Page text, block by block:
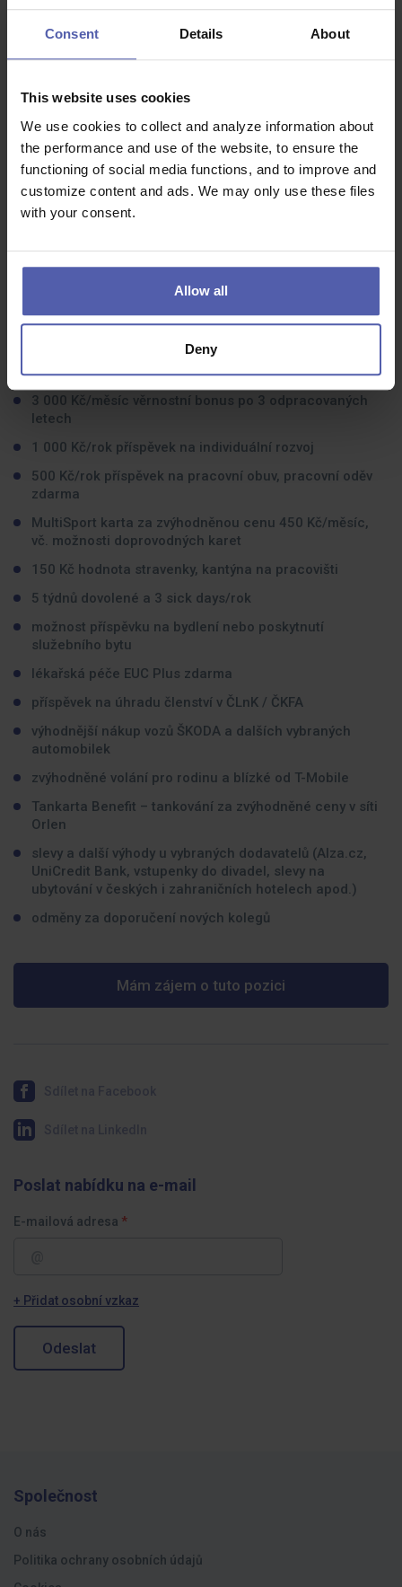
Consent Details About
This website uses cookies
We use cookies to collect and analyze information about
the performance and use of the website, to ensure the
functioning of social media functions, and to improve and
customize content and ads. We may only use these files
with your consent.
Allow all
Deny
Farmaceutické vzdělání. Je to legislativní nutností.
Týmového ducha. Každá lékárna funguje jako jedinečná
parta lidí.
kvalitní odborné poradenství.
Příjemné vystupování a spolehlivost.
Na předchozí praxi nezáleží. Máme vyvážený tým
složený nejen z absolventů, ale i zkušených
farmaceutů. Vzájemně si pomáháme a své zkušenosti
sdílíme.
Co dostanete na oplátku:
veškeré služby Center prevence s poradenstvím
3 000 Kč/rok příspěvek do Cafeterie
3 000 Kč/měsíc věrnostní bonus po 3 odpracovaných
letech
1 000 Kč/rok příspěvek na individuální rozvoj
500 Kč/rok příspěvek na pracovní obuv, pracovní oděv
zdarma
MultiSport karta za zvýhodněnou cenu 450 Kč/měsíc,
vč. možnosti doprovodných karet
150 Kč hodnota stravenky, kantýna na pracovišti
5 týdnů dovolené a 3 sick days/rok
možnost příspěvku na bydlení nebo poskytnutí
služebního bytu
lékařská péče EUC Plus zdarma
příspěvek na úhradu členství v ČLnK / ČKFA
výhodnější nákup vozů ŠKODA a dalších vybraných
automobilek
zvýhodněné volání pro rodinu a blízké od T-Mobile
Tankarta Benefit – tankování za zvýhodněné ceny v síti
Orlen
slevy a další výhody u vybraných dodavatelů (Alza.cz,
UniCredit Bank, vstupenky do divadel, slevy na
ubytování v českých i zahraničních hotelech apod.)
odměny za doporučení nových kolegů
Mám zájem o tuto pozici
Poslat nabídku na e-mail
E-mailová adresa
+ Přidat osobní vzkaz
Odeslat
Společnost
O nás
Politika ochrany osobních údajů